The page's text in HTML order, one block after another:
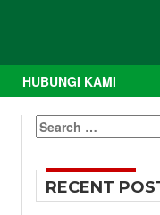
HUBUNGI KAMI
Search
for:
RECENT